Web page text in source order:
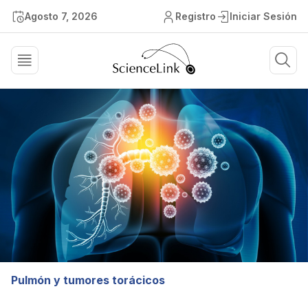
Agosto 7, 2026 Registro Iniciar Sesión
Pulmón y tumores torácicos